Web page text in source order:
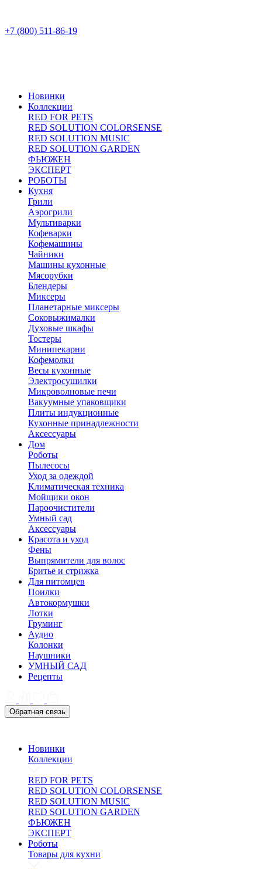
+7 (800) 511-86-19
Новинки
Коллекции
RED FOR PETS
RED SOLUTION COLORSENSE
RED SOLUTION MUSIC
RED SOLUTION GARDEN
ФЬЮЖЕН
ЭКСПЕРТ
РОБОТЫ
Кухня
Грили
Аэрогрили
Мультиварки
Кофеварки
Кофемашины
Чайники
Машины кухонные
Мясорубки
Блендеры
Миксеры
Планетарные миксеры
Соковыжималки
Духовые шкафы
Тостеры
Минипекарни
Кофемолки
Весы кухонные
Электросушилки
Микроволновые печи
Вакуумные упаковщики
Плиты индукционные
Кухонные принадлежности
Аксессуары
Дом
Роботы
Пылесосы
Уход за одеждой
Климатическая техника
Мойщики окон
Пароочистители
Умный сад
Аксессуары
Красота и уход
Фены
Выпрямители для волос
Бритье и стрижка
Для питомцев
Поилки
Автокормушки
Лотки
Груминг
Аудио
Колонки
Наушники
УМНЫЙ САД
Рецепты
Обратная связь
Новинки
Коллекции
RED FOR PETS
RED SOLUTION COLORSENSE
RED SOLUTION MUSIC
RED SOLUTION GARDEN
ФЬЮЖЕН
ЭКСПЕРТ
Роботы
Товары для кухни